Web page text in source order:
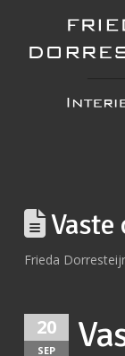
Vaste
Frieda
20
SEP